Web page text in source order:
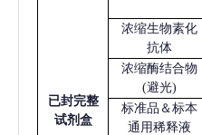
已封完整
试剂盒
浓缩生物素化
抗体
浓缩酶结合物
(避光)
标准品＆标本
通用稀释液